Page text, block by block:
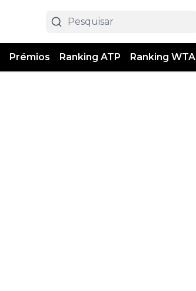
Prémios Ranking ATP Ranking WTA